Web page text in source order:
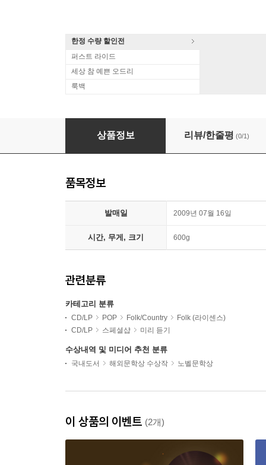
한정 수량 할인전
퍼스트 라이드
세상 참 예쁜 오드리
룩백
Bob Dylan (밥 딜런) - The Freewheelin' Bob
상품정보 리뷰/한줄평 (0/1)
품목정보
발매일 2009년 07월 16일
시간, 무게, 크기 600g
관련분류
카테고리 분류
CD/LP POP Folk/Country
Folk (라이센스)
CD/LP
스페셜샵 미리 듣기
수상내역 및 미디어 추천 분류
국내도서 해외문학상 수상작 노벨문학상
이 상품의 이벤트 (2개)